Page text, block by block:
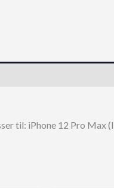
til: iPhone 12 Pro Max